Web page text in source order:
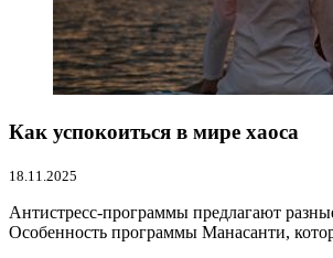
Как успокоиться в мире хаоса
18.11.2025
Антистресс-программы предлагают
Особенность программы Манасанти,